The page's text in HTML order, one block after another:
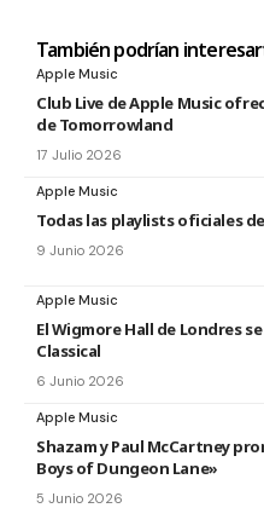
También podrían
Apple Music
Club Live de Apple Music
de Tomorrowland
17 Julio 2026
Apple Music
Todas las playlists oficiales de
9 Junio 2026
Apple Music
El Wigmore Hall de Londres
Classical
6 Junio 2026
Apple Music
Shazam y Paul McCartney
Boys of Dungeon Lane»
5 Junio 2026